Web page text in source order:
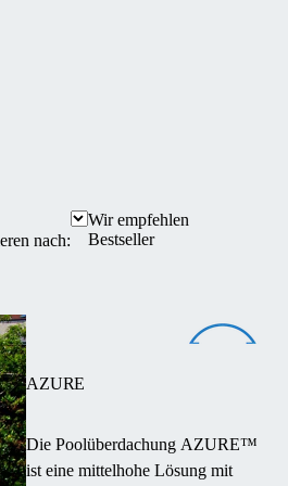
nach:
Wir empfehlen
Bestseller
AZURE
Die Poolüberdachung AZURE™
ist eine mittelhohe Lösung mit